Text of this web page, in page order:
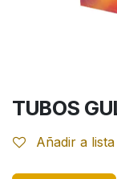
TUBOS
Añadir a